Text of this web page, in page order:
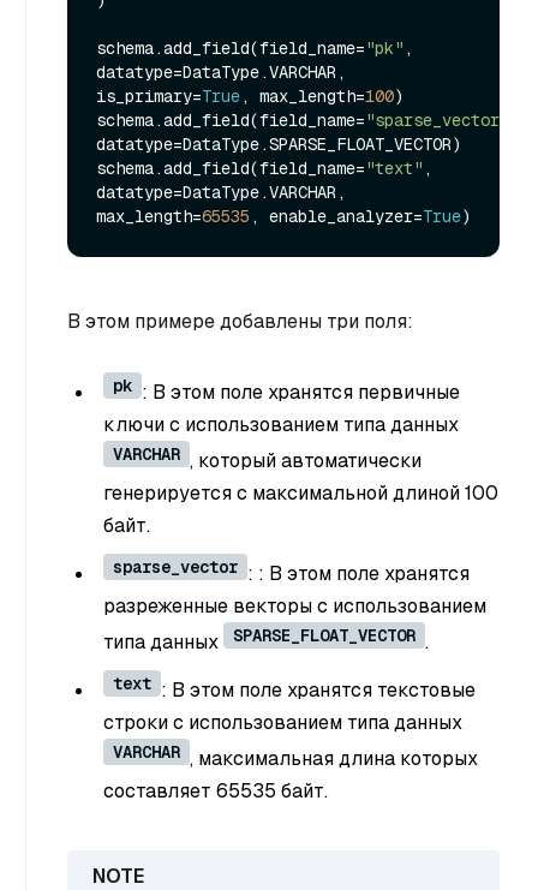
schema.add_field(field_name="pk" ,
datatype=DataType.VARCHAR,
is_primary=True, max_length=100)
schema.add_field(field_name="sparse_vector"
datatype=DataType.SPARSE_FLOAT_VECTOR)
schema.add_field(field_name="text" ,
datatype=DataType.VARCHAR,
max_length=65535 , enable_analyzer=True
В этом примере добавлены три поля:
pk : В этом поле хранятся первичные
ключи с использованием типа данных
VARCHAR , который автоматически
генерируется с максимальной длиной 100
байт.
sparse_vector : : В этом поле хранятся
разреженные векторы с использованием
типа данных
SPARSE_FLOAT_VECTOR .
text : В этом поле хранятся текстовые
строки с использованием типа данных
VARCHAR , максимальная длина которых
составляет 65535 байт.